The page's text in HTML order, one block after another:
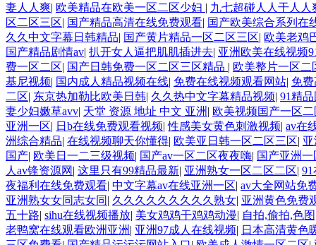
妻人人爽| 欧美精品在欧美一区二区少妇 | 九七超碰人人干人人
区二区三区| 国产精品高清在线免费观看| 国产欧美综合系列在
久久中文字幕日韩精品| 国产黄片精品一区二区三区| 欧美老鸡
国产精品剧情av| 扒开女人逼把肌肌插进去| 亚洲欧美在线视频
费一区二区| 国产日韩免费一区二区三区精品 | 欧美整片一区二
基尼视频| 国内成人精品视频在线| 免费在线视频观看网站| 免
二区| 东京热加勒比欧美日韩| 久久热中文字幕精品视频| 91精
妻少妇嫩草avv| 天堂 资源 地址 中文 亚洲 | 欧美视频国产一区二
亚洲一区| 日b在线免费观看视频|性感美女黄色刺激视频| av在
洲综合精品| 在线视频聊天你懂得| 欧美亚日韩一区二区三区|
国产| 欧美日一二三级视频| 国产av一区二区夜夜嗨| 国产亚洲
人av锋资源网 | 这里只有99精品最新| 亚洲熟女一区二区二区|
夜福利在线免费观看| 中文字幕av在线亚洲一区| av大全网站免
亚洲熟女女同志女同 | 久久久久久久久久久熟女| 亚洲黄色免费
五十路| sihu在线视频播放| 美女鸡鸡干鸡鸡动漫| 自拍,偷拍,色
老鸭窝在线观看欧洲亚洲 | 亚洲97成人在线视频| 日本高清黄色